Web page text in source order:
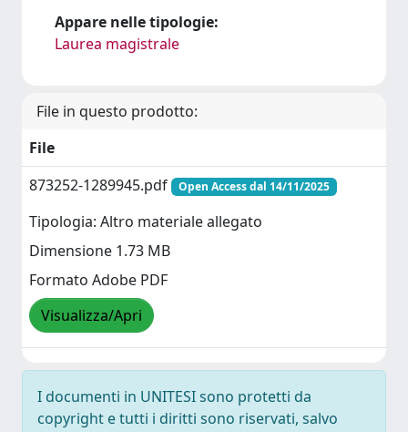
Appare nelle tipologie:
Laurea magistrale
File in questo prodotto:
File
873252-1289945.pdf
Open Access dal 14/11/2025
Tipologia: Altro materiale allegato
Dimensione 1.73 MB
Formato Adobe PDF
Visualizza/Apri
I documenti in UNITESI sono protetti da
copyright e tutti i diritti sono riservati, salvo